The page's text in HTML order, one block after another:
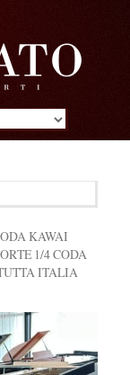
KAWAI
1/4 CODA
ITALIA